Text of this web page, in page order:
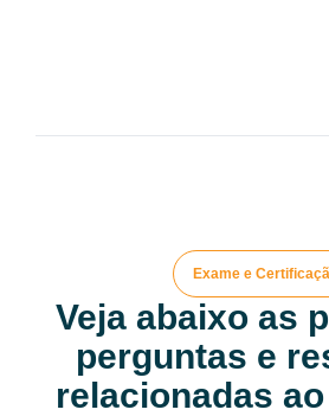
Exame e
Veja abaixo as
perguntas e
relacionadas